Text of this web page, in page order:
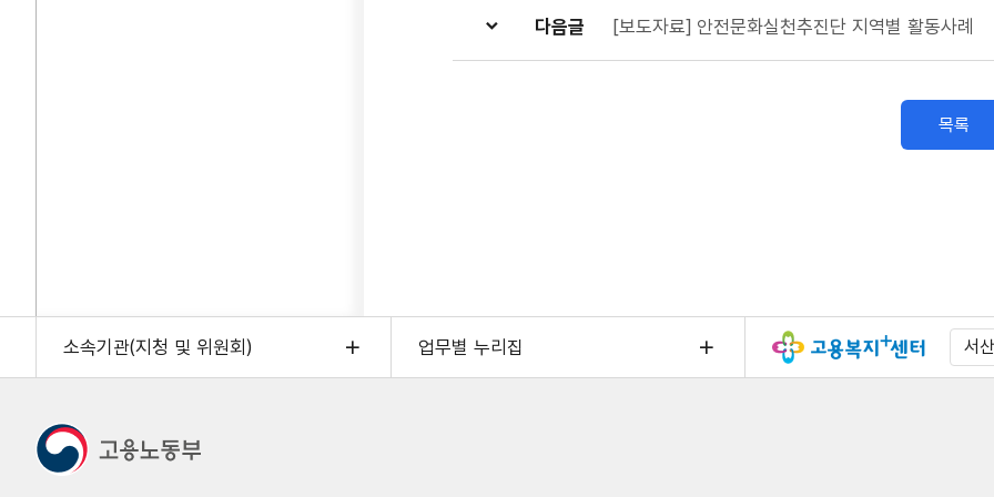
다음글 [보도자료] 안전문화실천추진단 지역별 활동사례
목록
소속기관(지청 및 위원회) 업무별 누리집 서